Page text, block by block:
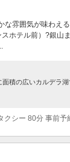
な雰囲気が味わえ
ホテル前）?銀山
積の広いカルデラ